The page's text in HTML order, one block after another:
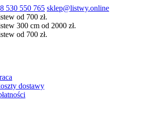
530 550 765 sklep@listwy.online
od 700 zł.
300 cm od 2000 zł.
od 700 zł.
dostawy